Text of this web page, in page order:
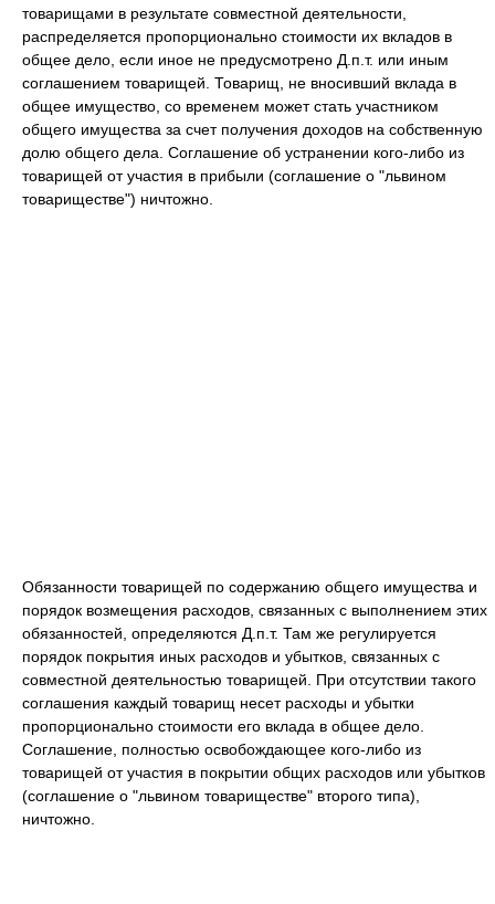
товарищами в результате совместной деятельности,
распределяется пропорционально стоимости их вкладов в
общее дело, если иное не предусмотрено Д.п.т. или иным
соглашением товарищей. Товарищ, не вносивший вклада в
общее имущество, со временем может стать участником
общего имущества за счет получения доходов на собственную
долю общего дела. Соглашение об устранении кого-либо из
товарищей от участия в прибыли (соглашение о "львином
товариществе") ничтожно.
Обязанности товарищей по содержанию общего имущества и
порядок возмещения расходов, связанных с выполнением этих
обязанностей, определяются Д.п.т. Там же регулируется
порядок покрытия иных расходов и убытков, связанных с
совместной деятельностью товарищей. При отсутствии такого
соглашения каждый товарищ несет расходы и убытки
пропорционально стоимости его вклада в общее дело.
Соглашение, полностью освобождающее кого-либо из
товарищей от участия в покрытии общих расходов или убытков
(соглашение о "львином товариществе" второго типа),
ничтожно.